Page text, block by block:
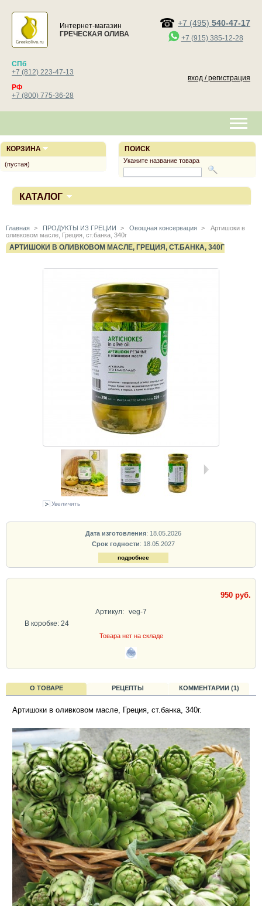
Интернет-магазин
ГРЕЧЕСКАЯ ОЛИВА
+7 (495) 540-47-17
+7 (915) 385-12-28
СПб
+7 (812) 223-47-13
РФ
+7 (800) 775-36-28
вход / регистрация
КАТАЛОГ
Главная > ПРОДУКТЫ ИЗ ГРЕЦИИ > Овощная консервация >
Артишоки в
оливковом масле, Греция, ст.банка, 340г
АРТИШОКИ В ОЛИВКОВОМ МАСЛЕ, ГРЕЦИЯ, СТ.БАНКА, 340Г
Увеличить
Дата изготовления: 18.05.2026
Срок годности: 18.05.2027
подробнее
950 руб.
Артикул: veg-7
В коробке: 24
Товара нет на складе
О ТОВАРЕ РЕЦЕПТЫ КОММЕНТАРИИ (1)
Артишоки в оливковом масле, Греция, ст.банка, 340г.
ПОИСК
Укажите название товара
КОРЗИНА
(пустая)